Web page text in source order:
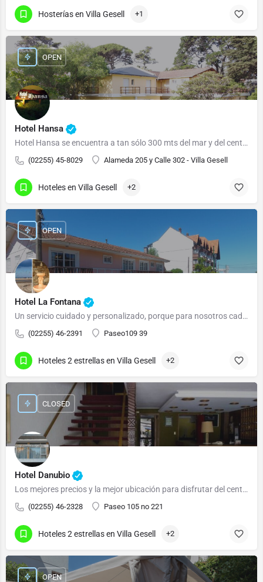
Hosterías en Villa Gesell +1
Hotel Hansa
Hotel Hansa se encuentra a tan sólo 300 mts del mar y del centro de la ciudad.
(02255) 45-8029 Alameda 205 y Calle 302 - Villa Gesell
OPEN
Hoteles en Villa Gesell +2
Hotel La Fontana
Un servicio cuidado y personalizado, porque para nosotros cada cliente es importante
(02255) 46-2391 Paseo109 39
OPEN
Hoteles 2 estrellas en Villa Gesell +2
Hotel Danubio
Los mejores precios y la mejor ubicación para disfrutar del centro de la ciudad y la playa
(02255) 46-2328 Paseo 105 no 221
CLOSED
Hoteles 2 estrellas en Villa Gesell +2
OPEN